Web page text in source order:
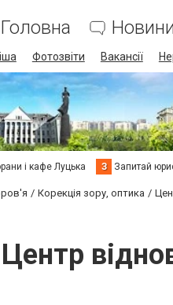
Головна Новини
Фотозвіти Вакансії
і кафе Луцька З Запитай
Корекція зору, оптика
Центр